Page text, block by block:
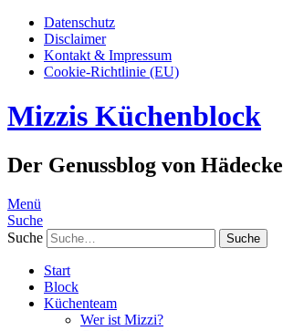
Datenschutz
Disclaimer
Kontakt & Impressum
Cookie-Richtlinie (EU)
Mizzis Küchenblock
Der Genussblog von Hädecke
Menü
Suche
Suche
Start
Block
Küchenteam
Wer ist Mizzi?